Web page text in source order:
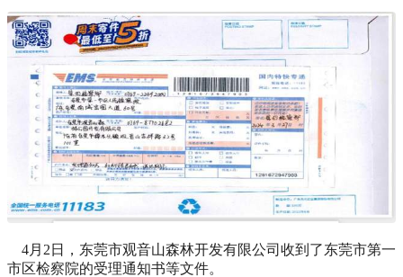
4月2日，东莞市观音山森林开发有限公司收到了东莞市第一
市区检察院的受理通知书等文件。